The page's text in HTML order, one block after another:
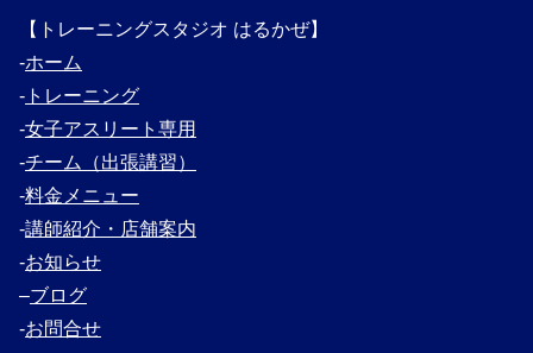
【トレーニングスタジオ はるかぜ】
‐ホーム
‐ トレーニング
‐女子アスリート専用
‐チーム（出張講習）
‐料金メニュー
‐講師紹介・ 店舗案内
‐お知らせ
–ブログ
‐お問合せ